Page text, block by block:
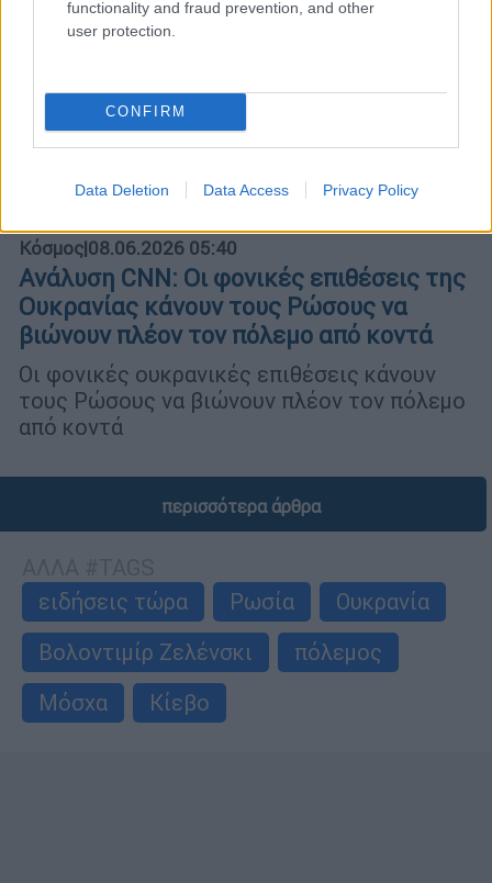
functionality and fraud prevention, and other
user protection.
CONFIRM
Data Deletion Data Access Privacy Policy
Κόσμος|08.06.2026 05:40
Ανάλυση CNN: Οι φονικές επιθέσεις της
Ουκρανίας κάνουν τους Ρώσους να
βιώνουν πλέον τον πόλεμο από κοντά
Οι φονικές ουκρανικές επιθέσεις κάνουν
τους Ρώσους να βιώνουν πλέον τον πόλεμο
από κοντά
περισσότερα άρθρα
ειδήσεις τώρα
Ρωσία
Ουκρανία
Βολοντιμίρ Ζελένσκι
πόλεμος
Μόσχα
Κίεβο